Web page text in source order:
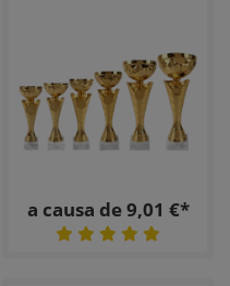
a causa de 9,01 €*